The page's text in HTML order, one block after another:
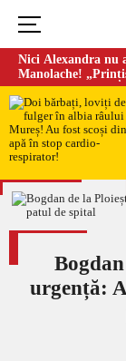
Nici Alexandra nu
Manolache!
doi ani de căsnicie
urgență: